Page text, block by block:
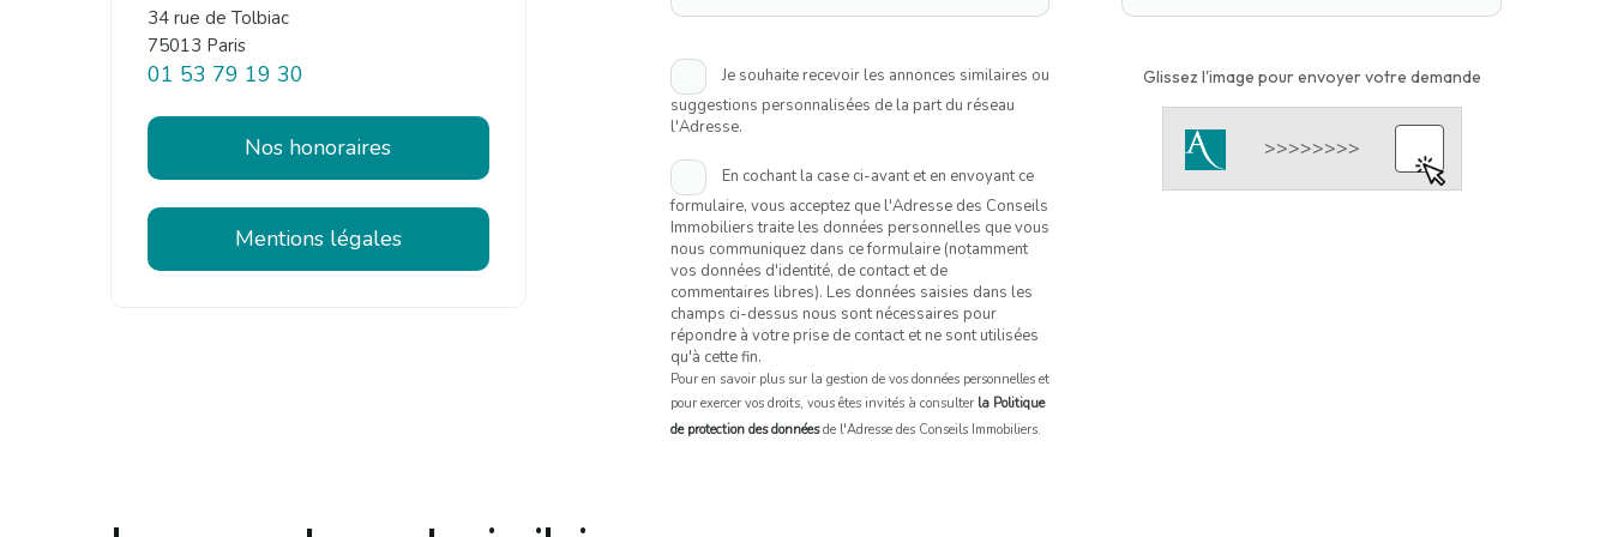
34 rue de Tolbiac
75013 Paris
01 53 79 19 30
Nos honoraires
Mentions légales
Je souhaite recevoir les annonces similaires ou
suggestions personnalisées de la part du réseau
l'Adresse.
En cochant la case ci-avant et en envoyant ce
formulaire, vous acceptez que l'Adresse des Conseils
Immobiliers traite les données personnelles que vous
nous communiquez dans ce formulaire (notamment
vos données d'identité, de contact et de
commentaires libres). Les données saisies dans les
champs ci-dessus nous sont nécessaires pour
répondre à votre prise de contact et ne sont utilisées
qu'à cette fin.
Pour en savoir plus sur la gestion de vos données personnelles et
pour exercer vos droits, vous êtes invités à consulter la Politique
de protection des donnéesde l'Adresse des Conseils Immobiliers.
Glissez l'image pour envoyer votre demande